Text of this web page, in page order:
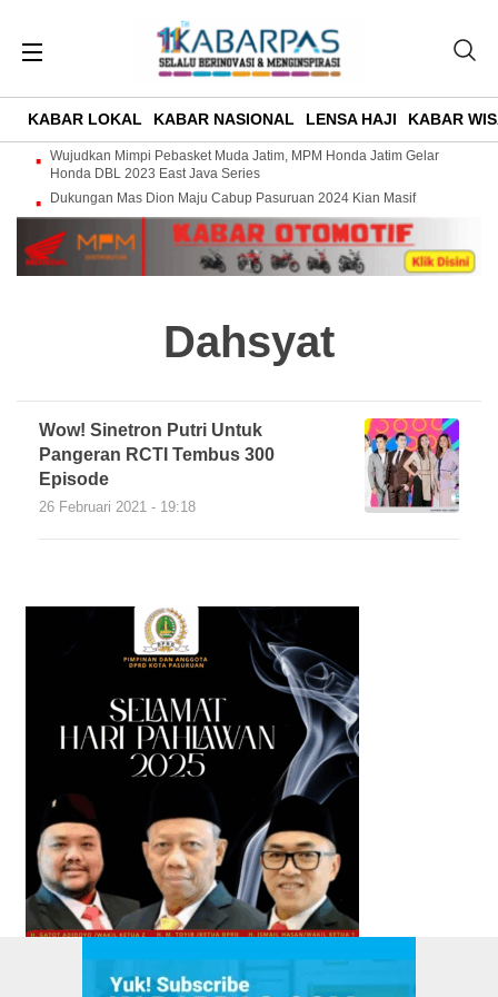
KABAR LOKAL KABAR NASIONAL LENSA HAJI KABAR
Wujudkan Mimpi Pebasket Muda Jatim, MPM Honda Jatim Gelar
Honda DBL 2023 East Java Series
Dukungan Mas Dion Maju Cabup Pasuruan 2024 Kian Masif
Dahsyat
Wow! Sinetron Putri Untuk
Pangeran RCTI Tembus 300
Episode
26 Februari 2021 - 19:18